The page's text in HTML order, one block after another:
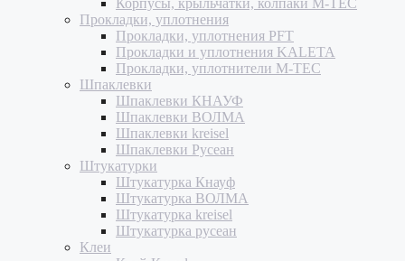
Корпусы, крыльчатки, колпаки M-TEC
Прокладки, уплотнения
Прокладки, уплотнения PFT
Прокладки и уплотнения KALETA
Прокладки, уплотнители M-TEC
Шпаклевки
Шпаклевки КНАУФ
Шпаклевки ВОЛМА
Шпаклевки kreisel
Шпаклевки Русеан
Штукатурки
Штукатурка Кнауф
Штукатурка ВОЛМА
Штукатурка kreisel
Штукатурка русеан
Клеи